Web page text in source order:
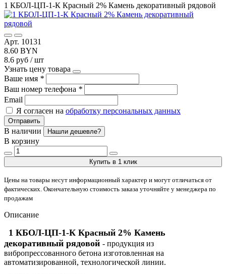
1 КБОЛ-ЦП-1-К Красный 2% Камень декоративный рядовой
Арт. 10131
8.60 BYN
8.6 руб / шт
Узнать цену товара
Ваше имя *
Ваш номер телефона *
Email
Я согласен на обработку персональных данных
Отправить
В наличии Нашли дешевле?
В корзину
Купить в 1 клик
Цены на товары несут информационный характер и могут отличаться от
фактических. Окончательную стоимость заказа уточняйте у менеджера по
продажам
Описание
1 КБОЛ-ЦП-1-К Красный 2% Камень
декоративный рядовой - продукция из
вибропрессованного бетона изготовленная на
автоматизированной, технологической линии.